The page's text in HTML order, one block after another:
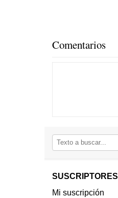
Comentarios
SUSCRIPTORES
Mi suscripción